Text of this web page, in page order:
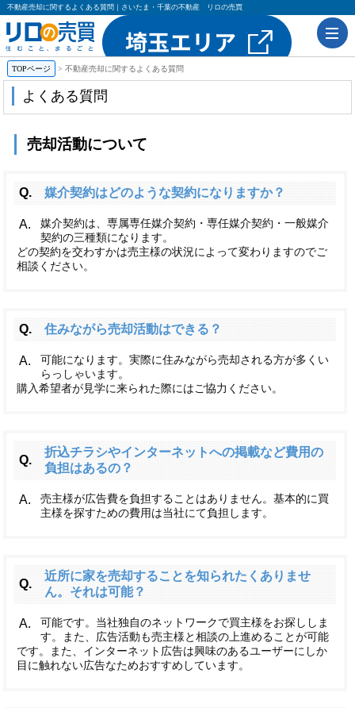
不動産売却に関するよくある質問｜さいたま・千葉の不動産 リロの売買
TOPページ 不動産売却に関するよくある質問